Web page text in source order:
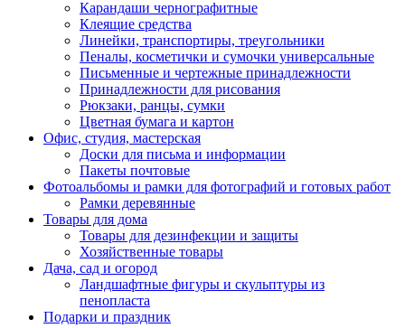
Карандаши чернографитные
Клеящие средства
Линейки, транспортиры, треугольники
Пеналы, косметички и сумочки универсальные
Письменные и чертежные принадлежности
Принадлежности для рисования
Рюкзаки, ранцы, сумки
Цветная бумага и картон
Офис, студия, мастерская
Доски для письма и информации
Пакеты почтовые
Фотоальбомы и рамки для фотографий и готовых работ
Рамки деревянные
Товары для дома
Товары для дезинфекции и защиты
Хозяйственные товары
Дача, сад и огород
Ландшафтные фигуры и скульптуры из
пенопласта
Подарки и праздник